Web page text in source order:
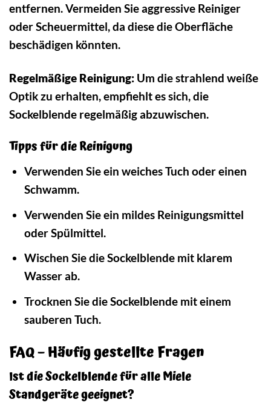
entfernen. Vermeiden Sie aggressive Reiniger
oder Scheuermittel, da diese die Oberfläche
beschädigen könnten.
Regelmäßige Reinigung: Um die strahlend weiße
Optik zu erhalten, empfiehlt es sich, die
Sockelblende regelmäßig abzuwischen.
Tipps für die Reinigung
Verwenden Sie ein weiches Tuch oder einen
Schwamm.
Verwenden Sie ein mildes Reinigungsmittel
oder Spülmittel.
Wischen Sie die Sockelblende mit klarem
Wasser ab.
Trocknen Sie die Sockelblende mit einem
sauberen Tuch.
FAQ – Häufig gestellte Fragen
Ist die Sockelblende für alle Miele
Standgeräte geeignet?